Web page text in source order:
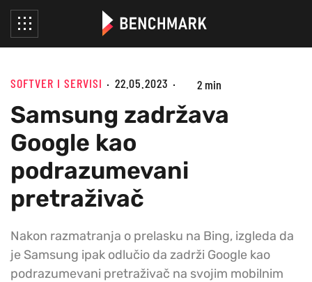
SOFTVER I SERVISI 22.05.2023 2 min
Samsung zadržava
Google kao
podrazumevani
pretraživač
Nakon razmatranja o prelasku na Bing, izgleda da
je Samsung ipak odlučio da zadrži Google kao
podrazumevani pretraživač na svojim mobilnim